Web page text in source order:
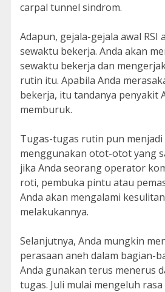
carpal tunnel sindrom.
Adapun, gejala-gejala awal RSI
sewaktu bekerja. Anda akan
sewaktu bekerja dan
rutin itu. Apabila Anda
bekerja, itu tandanya penyakit
memburuk.
Tugas-tugas rutin pun
menggunakan otot-otot yang
jika Anda seorang operator
roti, pembuka pintu atau
Anda akan mengalami
melakukannya.
Selanjutnya, Anda mungkin
perasaan aneh dalam bagian-
Anda gunakan terus menerus
tugas. Juli mulai mengeluh